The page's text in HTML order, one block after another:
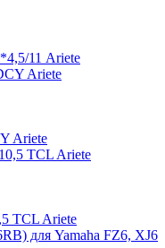
11 Ariete
Ariete
TCL Ariete